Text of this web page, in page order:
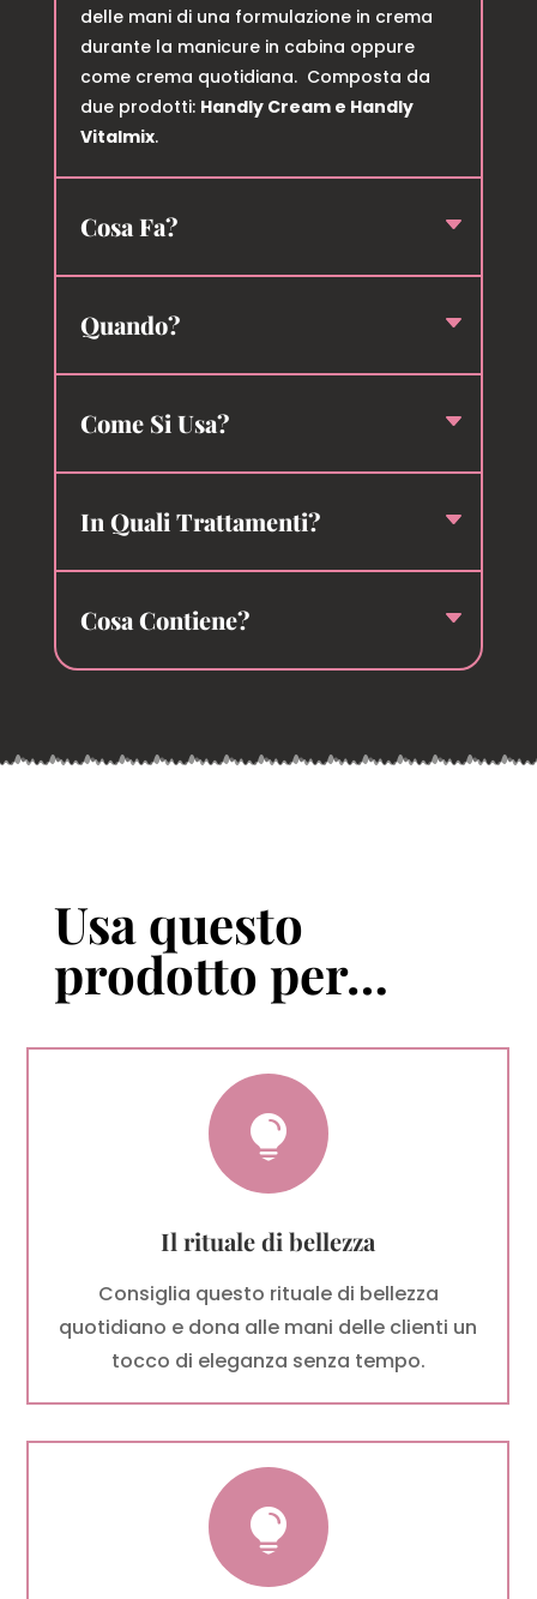
delle mani di una formulazione in crema
durante la manicure in cabina oppure
come crema quotidiana. Composta da
due prodotti: Handly Cream e Handly
Vitalmix.
Cosa Fa?
Quando?
Come Si Usa?
In Quali Trattamenti?
Cosa Contiene?
Usa questo
prodotto per…

Il rituale di bellezza
Consiglia questo rituale di bellezza
quotidiano e dona alle mani delle clienti un
tocco di eleganza senza tempo.
